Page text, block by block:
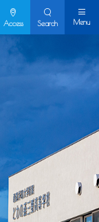
Access Search Menu